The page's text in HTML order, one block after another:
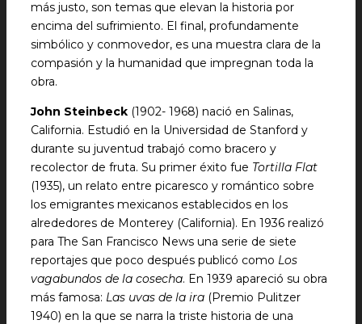
más justo, son temas que elevan la historia por
encima del sufrimiento. El final, profundamente
simbólico y conmovedor, es una muestra clara de la
compasión y la humanidad que impregnan toda la
obra.
John Steinbeck (1902- 1968) nació en Salinas,
California. Estudió en la Universidad de Stanford y
durante su juventud trabajó como bracero y
recolector de fruta. Su primer éxito fue Tortilla Flat
(1935), un relato entre picaresco y romántico sobre
los emigrantes mexicanos establecidos en los
alrededores de Monterey (California). En 1936 realizó
para The San Francisco News una serie de siete
reportajes que poco después publicó como Los
vagabundos de la cosecha. En 1939 apareció su obra
más famosa: Las uvas de la ira (Premio Pulitzer
1940) en la que se narra la triste historia de una